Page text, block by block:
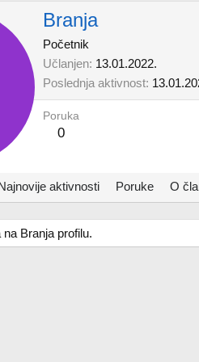
Branja
Početnik
Učlanjen 13.01.2022.
Poslednja aktivnost
Poruka
0
aktivnosti Poruke O
Branja profilu.